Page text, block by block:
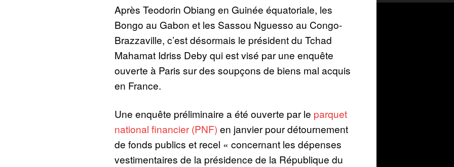
Après Teodorin Obiang en Guinée équatoriale, les
Bongo au Gabon et les Sassou Nguesso au Congo-
Brazzaville, c’est désormais le président du Tchad
Mahamat Idriss Deby qui est visé par une enquête
ouverte à Paris sur des soupçons de biens mal acquis
en France.
Une enquête préliminaire a été ouverte par le parquet
national financier (PNF) en janvier pour détournement
de fonds publics et recel « concernant les dépenses
vestimentaires de la présidence de la République du